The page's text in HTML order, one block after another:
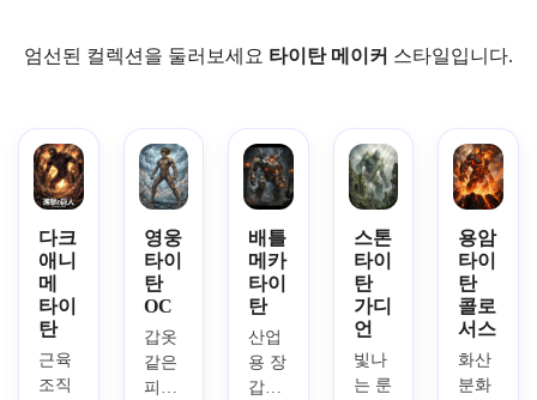
엄선된 컬렉션을 둘러보세요 타이탄 메이커 스타일입니다.
다크
애니
메
타이
탄
근육
조직
영웅
타이
탄
OC
갑옷
같은
피부
배틀
메카
타이
탄
산업
용 장
갑판,
스톤
타이
탄
가디
언
빛나
는 룬
용암
타이
탄
콜로
서스
화산
분화